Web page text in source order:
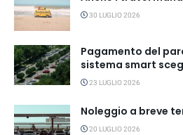
30 LUGLIO 2026
Pagamento del
sistema smart
23 LUGLIO 2026
Noleggio a breve
20 LUGLIO 2026